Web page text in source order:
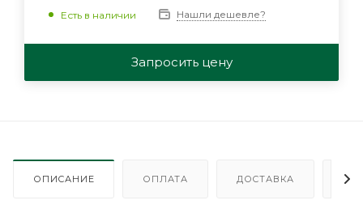
Есть в наличии Нашли дешевле?
Запросить цену
ОПИСАНИЕ ОПЛАТА ДОСТАВКА